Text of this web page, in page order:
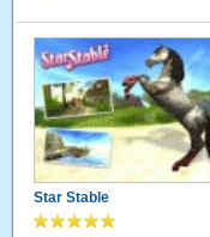
Star Stable